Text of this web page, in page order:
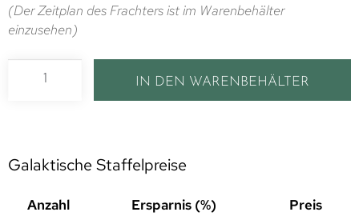
(Der Zeitplan des Frachters ist im Warenbehälter
einzusehen)
IN DEN WARENBEHÄLTER
Galaktische Staffelpreise
Anzahl Ersparnis (%)
Preis